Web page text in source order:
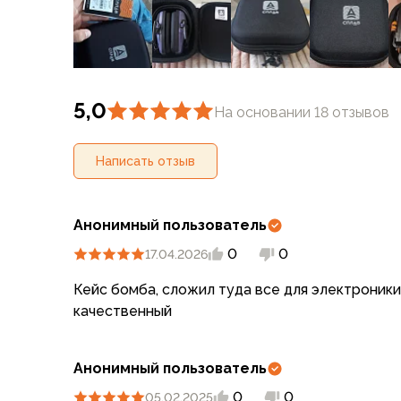
Нижнее белье
Обувь
Мужская обувь
Утепленные
Полуботинки
Кроссовки
Повседневные кроссовки
Сапоги
Зимние
Демисезонные
Сандалии
Гамаши, бахилы
5,0 На основании 18 отзывов
Написать отзыв
Анонимный пользователь
17.04.2026 0 0
Кейс бомба, сложил туда все для
качественный
Анонимный пользователь
05.02.2025 0 0